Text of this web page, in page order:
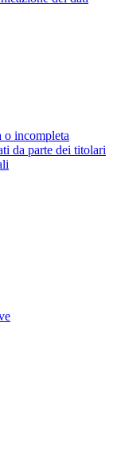
o incompleta
da parte dei titolari